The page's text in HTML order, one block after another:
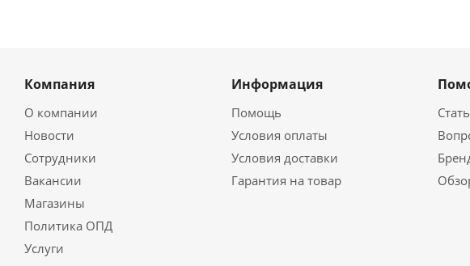
Компания
О компании
Новости
Сотрудники
Вакансии
Магазины
Политика ОПД
Услуги
Информация
Помощь
Условия оплаты
Условия доставки
Гарантия на товар